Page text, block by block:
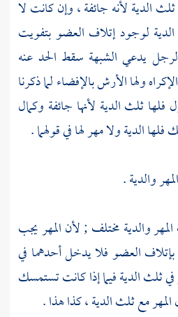
الدية لأنه جائفة ، وإن كانت لا
لوجود إتلاف العضو بتفويت
يدعي الشبهة سقط الحد عنه
ولها الأرش بالإفضاء لما ذكرنا
ثلث الدية لأنها جائفة وكمال
الدية ولا مهر لها في قولهما .
والدية .
والدية مختلف ; لأن المهر يجب
بإتلاف العضو فلا يدخل أحدهما في
في ثلث الدية فيما إذا كانت تستمسك
مع ثلث الدية ، كذا هذا .